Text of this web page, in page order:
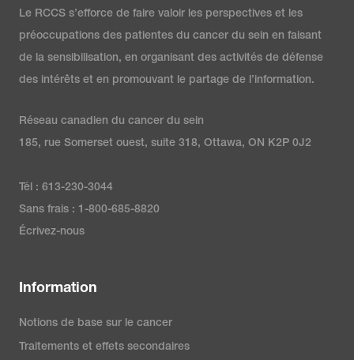
Le RCCS s’efforce de faire valoir les perspectives et les
préoccupations des patientes du cancer du sein en faisant
de la sensibilisation, en organisant des activités de défense
des intérêts et en promouvant le partage de l’information.
Réseau canadien du cancer du sein
185, rue Somerset ouest, suite 318, Ottawa, ON K2P 0J2
Tél : 613-230-3044
Sans frais : 1-800-685-8820
Écrivez-nous
Information
Notions de base sur le cancer
Traitements et effets secondaires